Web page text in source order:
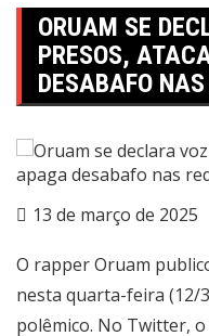
ORUAM SE
PRESOS,
DESABAFO NAS
13 de março de 2025
O rapper Oruam
nesta quarta-feira (12/
polêmico. No Twitter,